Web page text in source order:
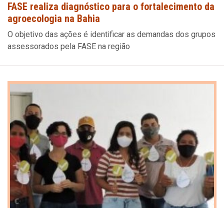
FASE realiza diagnóstico para o fortalecimento da
agroecologia na Bahia
O objetivo das ações é identificar as demandas dos grupos
assessorados pela FASE na região